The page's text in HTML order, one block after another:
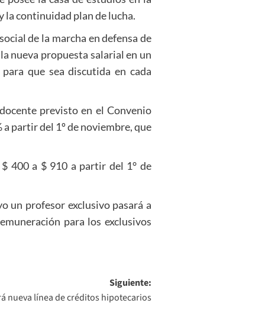
continuidad plan de lucha.
de la marcha en defensa de
nueva propuesta salarial en un
que sea discutida en cada
previsto en el Convenio
partir del 1º de noviembre, que
400 a $ 910 a partir del 1° de
un profesor exclusivo pasará a
para los exclusivos
Siguiente:
nueva línea de créditos hipotecarios